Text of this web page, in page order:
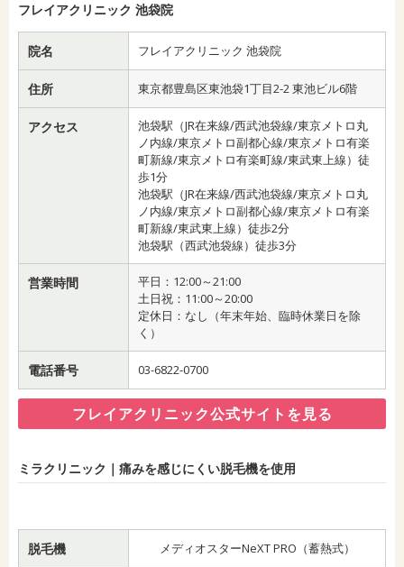
フレイアクリニック 池袋院
院名 フレイアクリニック 池袋院
住所 東京都豊島区東池袋1丁目2-2 東池ビル6階
アクセス
池袋駅（JR在来線/西武池袋線/東京メトロ丸
ノ内線/東京メトロ副都心線/東京メトロ有楽
町新線/東京メトロ有楽町線/東武東上線）徒
歩1分
池袋駅（JR在来線/西武池袋線/東京メトロ丸
ノ内線/東京メトロ副都心線/東京メトロ有楽
町新線/東武東上線）徒歩2分
池袋駅（西武池袋線）徒歩3分
営業時間
平日：12:00～21:00
土日祝：11:00～20:00
定休日：なし（年末年始、臨時休業日を除
く）
電話番号 03-6822-0700
フレイアクリニック公式サイトを見る
ミラクリニック｜痛みを感じにくい脱毛機を使用
脱毛機 メディオスターNeXT PRO（蓄熱式）